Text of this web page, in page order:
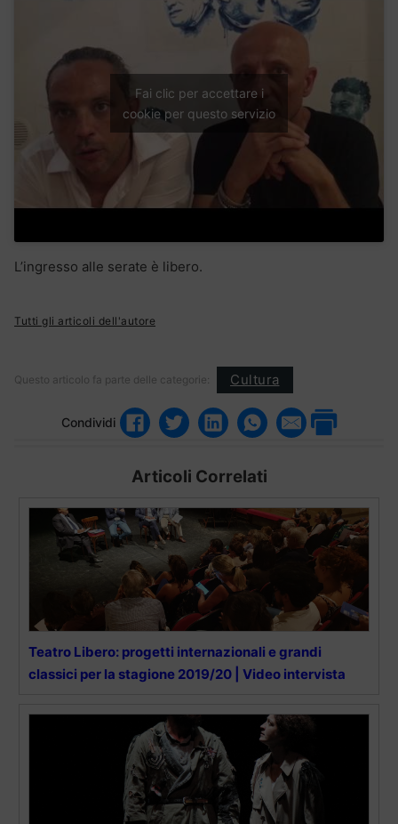
Fai clic per accettare i
cookie per questo servizio
L’ingresso alle serate è libero.
Tutti gli articoli dell'autore
Questo articolo fa parte delle categorie: Cultura
Condividi
Articoli Correlati
Teatro Libero: progetti internazionali e grandi
classici per la stagione 2019/20 | Video intervista